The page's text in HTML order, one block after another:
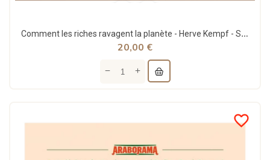
Comment les riches ravagent la planète - Herve Kempf - Seuil
20,00 €
favorite_border